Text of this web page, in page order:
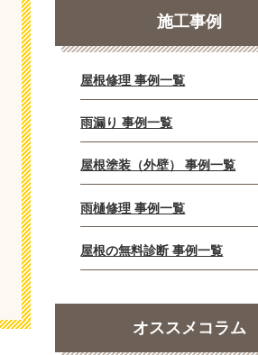
施工事例
屋根修理 事例一覧
雨漏り 事例一覧
屋根塗装（外壁） 事例一覧
雨樋修理 事例一覧
屋根の無料診断 事例一覧
オススメコラム